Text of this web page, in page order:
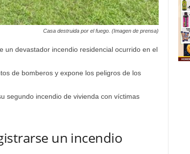
Casa destruida por el fuego. (Imagen de prensa)
un devastador incendio residencial ocurrido en el
de bomberos y expone los peligros de los
segundo incendio de vivienda con víctimas
un incendio